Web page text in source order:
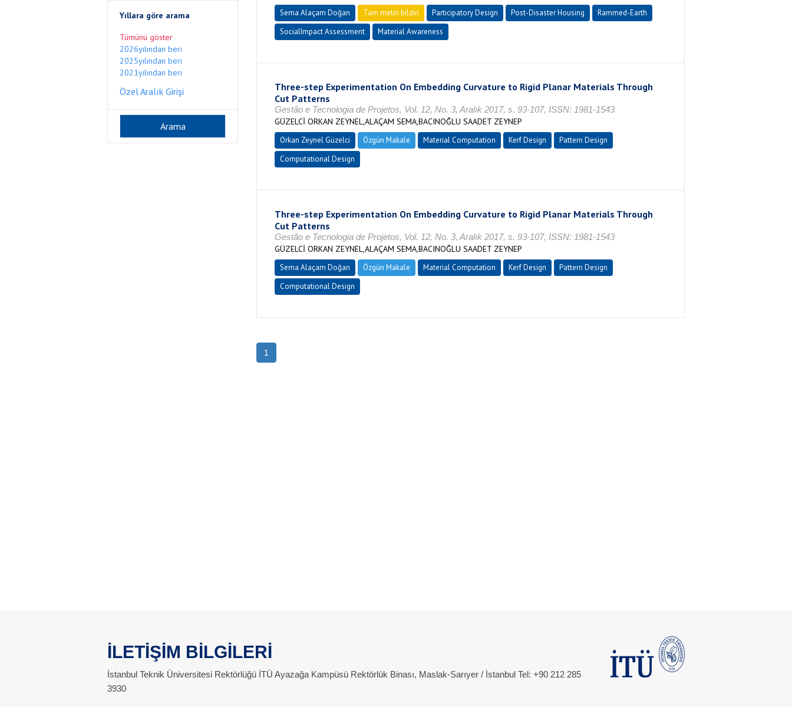
Yıllara göre arama
Tümünü göster
2026yılından beri
2025yılından beri
2021yılından beri
Özel Aralık Girişi
Sema Alaçam Doğan Tam metin bildiri Participatory Design Post-Disaster Housing
Rammed-Earth
SocialImpact Assessment
Material Awareness
Three-step Experimentation On Embedding Curvature to Rigid Planar Materials Through
Cut Patterns
Gestão e Tecnologia de Projetos, Vol. 12, No. 3, Aralık 2017, s. 93-107, ISSN: 1981-1543
GÜZELCİ ORKAN ZEYNEL,ALAÇAM SEMA,BACINOĞLU SAADET ZEYNEP
Orkan Zeynel Güzelci Özgün Makale Material Computation Kerf Design
Pattern Design
Computational Design
Three-step Experimentation On Embedding Curvature to Rigid Planar Materials Through
Cut Patterns
Gestão e Tecnologia de Projetos, Vol. 12, No. 3, Aralık 2017, s. 93-107, ISSN: 1981-1543
GÜZELCİ ORKAN ZEYNEL,ALAÇAM SEMA,BACINOĞLU SAADET ZEYNEP
Sema Alaçam Doğan Özgün Makale Material Computation Kerf Design
Pattern Design
Computational Design
1
İLETİŞİM BİLGİLERİ
İstanbul Teknik Üniversitesi Rektörlüğü İTÜ Ayazağa Kampüsü Rektörlük Binası, Maslak-Sarıyer / İstanbul Tel: +90 212 285
3930